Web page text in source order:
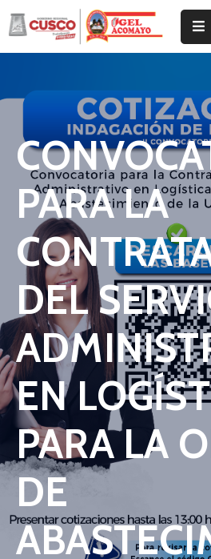
Institucional
Tramites
Noticias
Documentos
De
Gestión
PARA LA
DEL
EN
PARA LA
DE